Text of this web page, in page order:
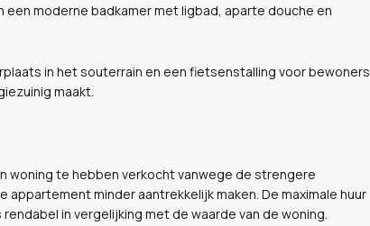
moderne badkamer met ligbad, aparte douche en
in het souterrain en een fietsenstalling voor bewoners.
maakt.
woning te hebben verkocht vanwege de strengere
minder aantrekkelijk maken. De maximale huur
in vergelijking met de waarde van de woning.